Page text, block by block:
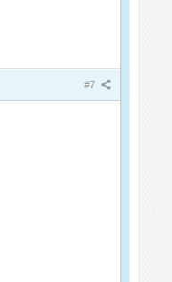
#7